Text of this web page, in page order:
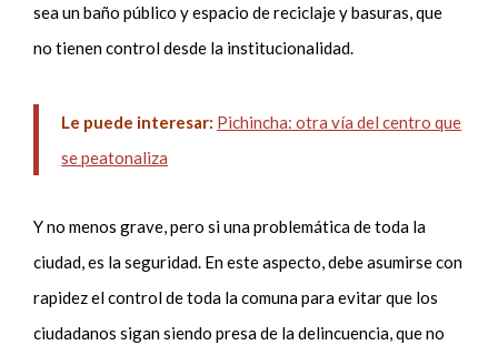
sea un baño público y espacio de reciclaje y basuras, que
no tienen control desde la institucionalidad.
Le puede interesar: Pichincha: otra vía del centro que
se peatonaliza
Y no menos grave, pero si una problemática de toda la
ciudad, es la seguridad. En este aspecto, debe asumirse con
rapidez el control de toda la comuna para evitar que los
ciudadanos sigan siendo presa de la delincuencia, que no